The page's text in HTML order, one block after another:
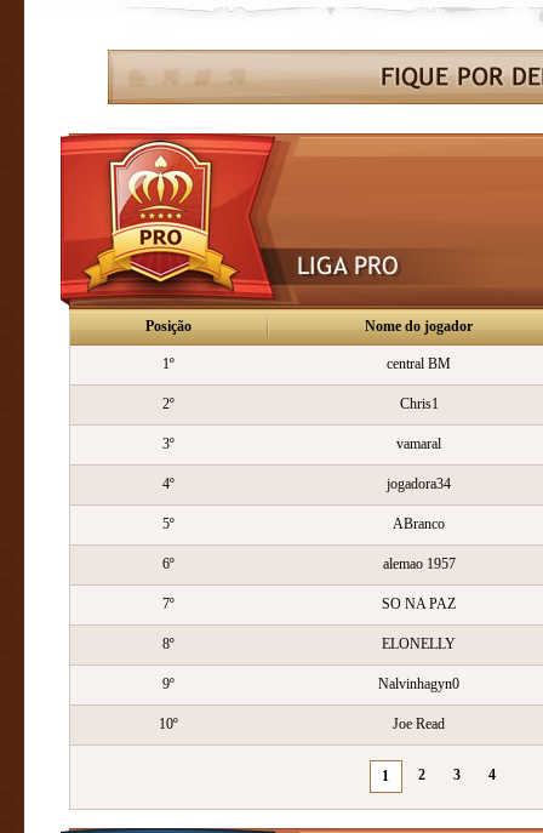
Posição Nome do jogador
1º central BM
2º Chris1
3º vamaral
4º jogadora34
5º ABranco
6º alemao 1957
7º SO NA PAZ
8º ELONELLY
9º Nalvinhagyn0
10º Joe Read
1 2 3 4